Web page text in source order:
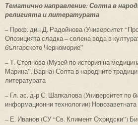
Тематично направление: Солта в
религията и литературата
– Проф. дин Д. Радойнова (Университет
Опозицията сладка – солена вода в
българското Черноморие”
– Т. Стоянова (Музей по история на
Марина”, Варна) Солта в народните
литературата
– Гл. ас. д-р С. Шапкалова (Университет по
информационни технологии)
– Е. Иванов (СУ “Св. Климент Охридски”)